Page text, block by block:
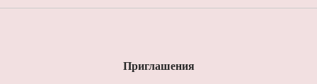
Приглашения